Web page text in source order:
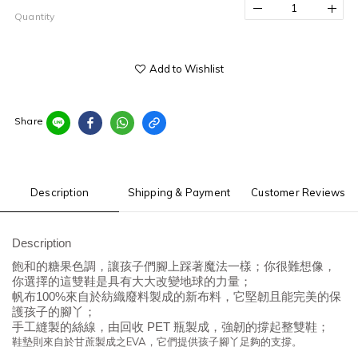
Quantity
Add to Wishlist
Share
Description Shipping & Payment Customer Reviews
Description
飽和的糖果色調，讓孩子們腳上踩著魔法一樣；你很難想像，
你選擇的這雙鞋是具有大大改變地球的力量；
帆布100%來自於紡織廢料製成的新布料，它堅韌且能完美的保
護孩子的腳丫；
手工縫製的絲線，由回收 PET 瓶製成，強韌的撐起整雙鞋；
鞋墊則來自於甘蔗製成之EVA，它們提供孩子腳丫足夠的支撐。